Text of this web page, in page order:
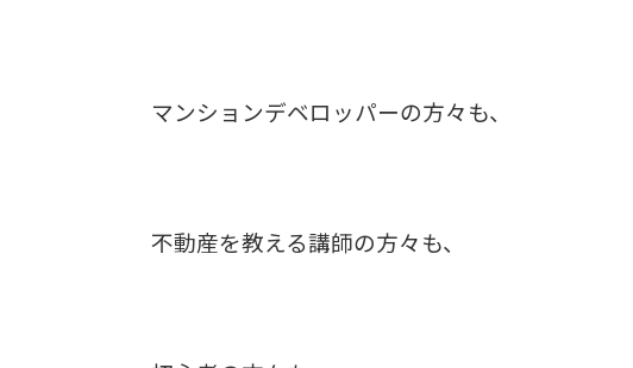
マンションデベロッパーの方々も、
不動産を教える講師の方々も、